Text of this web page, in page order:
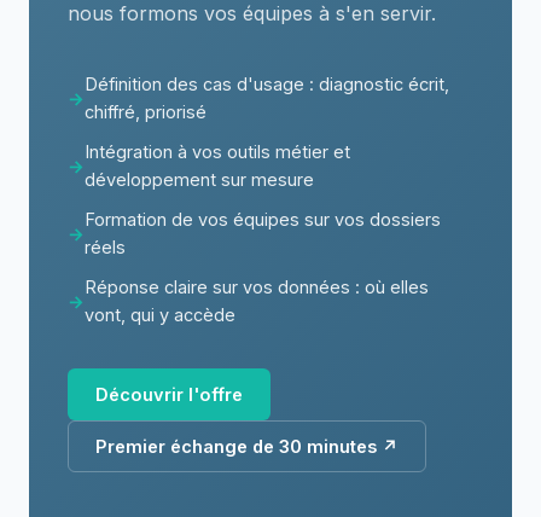
nous formons vos équipes à s'en servir.
Définition des cas d'usage : diagnostic écrit,
chiffré, priorisé
Intégration à vos outils métier et
développement sur mesure
Formation de vos équipes sur vos dossiers
réels
Réponse claire sur vos données : où elles
vont, qui y accède
Découvrir l'offre
Premier échange de 30 minutes ↗